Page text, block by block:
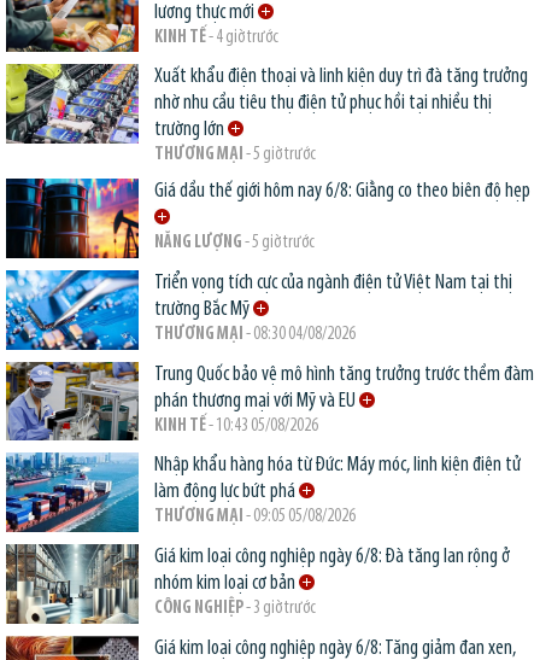
lương thực mới
KINH TẾ- 4 giờ trước
Xuất khẩu điện thoại và linh kiện duy trì đà tăng trưởng
nhờ nhu cầu tiêu thụ điện tử phục hồi tại nhiều thị
trường lớn
THƯƠNG MẠI - 5 giờ trước
Giá dầu thế giới hôm nay 6/8: Giằng co theo biên độ hẹp
NĂNG LƯỢNG - 5 giờ trước
Triển vọng tích cực của ngành điện tử Việt Nam tại thị
trường Bắc Mỹ
THƯƠNG MẠI - 08:30 04/08/2026
Trung Quốc bảo vệ mô hình tăng trưởng trước thềm đàm
phán thương mại với Mỹ và EU
KINH TẾ- 10:43 05/08/2026
Nhập khẩu hàng hóa từ Đức: Máy móc, linh kiện điện tử
làm động lực bứt phá
THƯƠNG MẠI - 09:05 05/08/2026
Giá kim loại công nghiệp ngày 6/8: Đà tăng lan rộng ở
nhóm kim loại cơ bản
CÔNG NGHIỆP- 3 giờ trước
Giá kim loại công nghiệp ngày 6/8: Tăng giảm đan xen,